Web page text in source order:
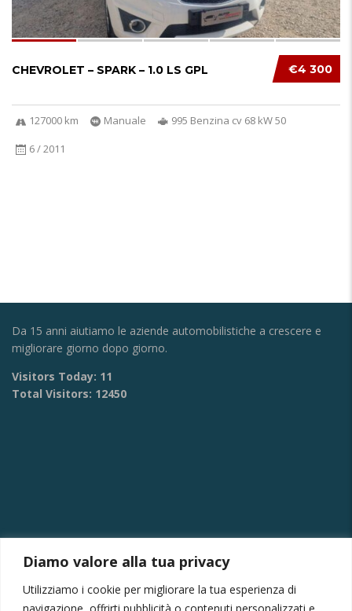
Diamo valore alla tua privacy
Utilizziamo i cookie per migliorare la tua esperienza di
navigazione, offrirti pubblicità o contenuti personalizzati e
€4 300
CHEVROLET – SPARK – 1.0 LS GPL
127000 km Manuale
995 Benzina cv 68 kW 50
6 / 2011
Da 15 anni aiutiamo le aziende automobilistiche a crescere e
migliorare giorno dopo giorno.
Visitors Today: 11
Total Visitors: 12450
Via Provinciale Montagna Spaccata 228/H Napoli